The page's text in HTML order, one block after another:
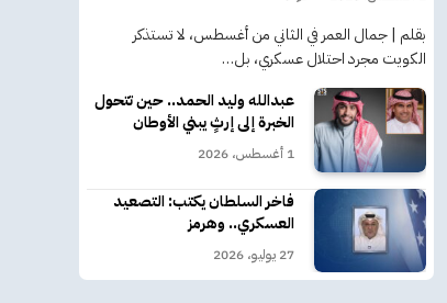
بقلم | جمال العمر في الثاني من أغسطس، لا تستذكر
الكويت مجرد احتلال عسكري، بل…
عبدالله وليد الحمد.. حين تتحول
الخبرة إلى إرثٍ يبني الأوطان
1 أغسطس، 2026
فاخر السلطان يكتب: التصعيد
العسكري.. وهرمز
27 يوليو، 2026